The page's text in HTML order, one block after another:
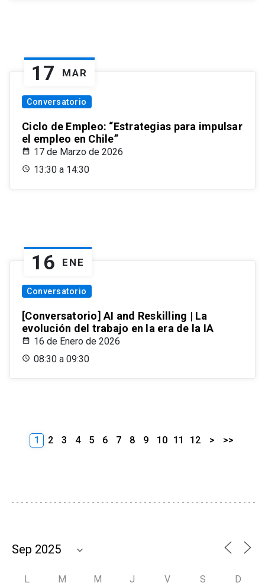
17 MAR
Conversatorio
Ciclo de Empleo: “Estrategias para impulsar
el empleo en Chile”
17 de Marzo de 2026
13:30 a 14:30
16 ENE
Conversatorio
[Conversatorio] AI and Reskilling | La
evolución del trabajo en la era de la IA
16 de Enero de 2026
08:30 a 09:30
1 2 3 4 5 6 7 8 9 10 11 12 > >>
L M M J V S D